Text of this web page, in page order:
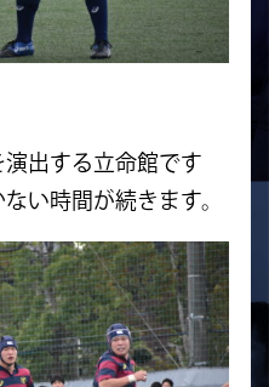
出する立命館です
い時間が続きます。